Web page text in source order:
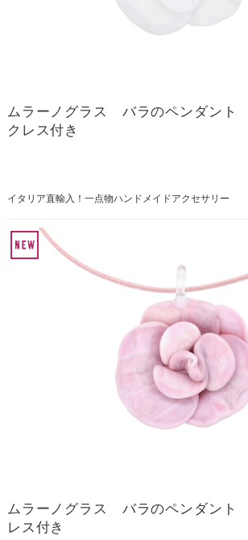
ムラーノグラス バラのペンダン
クレス付き
イタリア直輸入！一点物ハンドメイドアクセサリー
ムラーノグラス バラのペンダン
レス付き